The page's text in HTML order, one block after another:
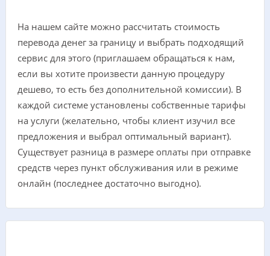
На нашем сайте можно рассчитать стоимость
перевода денег за границу и выбрать подходящий
сервис для этого (приглашаем обращаться к нам,
если вы хотите произвести данную процедуру
дешево, то есть без дополнительной комиссии). В
каждой системе установлены собственные тарифы
на услуги (желательно, чтобы клиент изучил все
предложения и выбрал оптимальный вариант).
Существует разница в размере оплаты при отправке
средств через пункт обслуживания или в режиме
онлайн (последнее достаточно выгодно).